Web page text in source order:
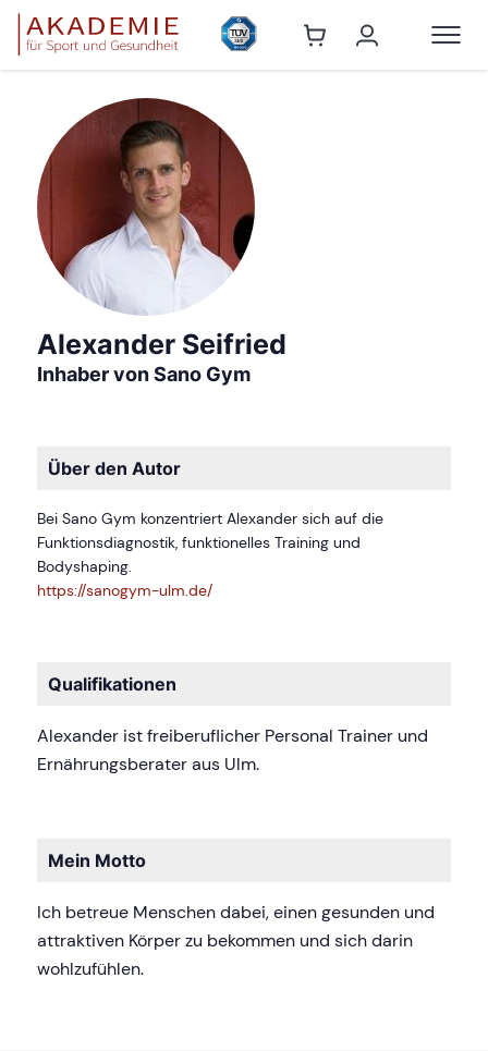
Alexander Seifried
Inhaber von Sano Gym
Über den Autor
Bei Sano Gym konzentriert Alexander sich auf die
Funktionsdiagnostik, funktionelles Training und
Bodyshaping.
https://sanogym-ulm.de/
Qualifikationen
Alexander ist freiberuflicher Personal Trainer und
Ernährungsberater aus Ulm.
Mein Motto
Ich betreue Menschen dabei, einen gesunden und
attraktiven Körper zu bekommen und sich darin
wohlzufühlen.